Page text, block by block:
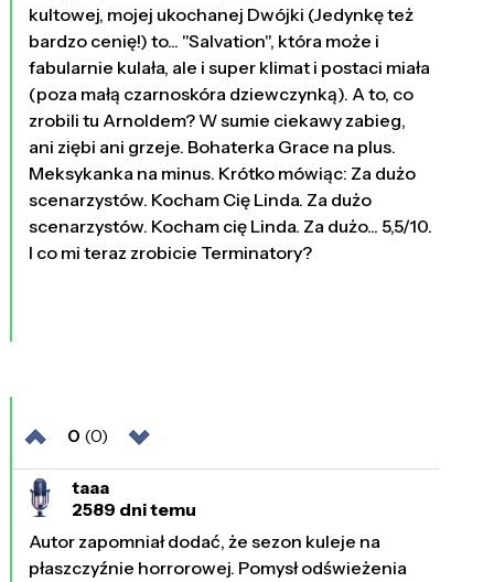
kultowej, mojej ukochanej Dwójki (Jedynkę też
bardzo cenię!) to... "Salvation", która może i
fabularnie kulała, ale i super klimat i postaci miała
(poza małą czarnoskóra dziewczynką). A to, co
zrobili tu Arnoldem? W sumie ciekawy zabieg,
ani ziębi ani grzeje. Bohaterka Grace na plus.
Meksykanka na minus. Krótko mówiąc: Za dużo
scenarzystów. Kocham Cię Linda. Za dużo
scenarzystów. Kocham cię Linda. Za dużo... 5,5/10.
I co mi teraz zrobicie Terminatory?
0 (0)
taaa
2589 dni temu
Autor zapomniał dodać, że sezon kuleje na
płaszczyźnie horrorowej. Pomysł odświeżenia